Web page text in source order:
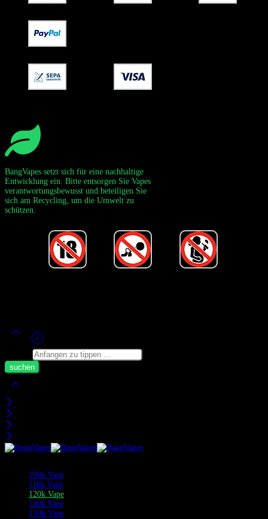
BangVapes setzt sich für eine nachhaltige
Entwicklung ein. Bitte entsorgen Sie Vapes
verantwortungsbewusst und beteiligen Sie
sich am Recycling, um die Umwelt zu
schützen.
100k Vape
110k Vape
120k Vape
140k Vape
150k Vape